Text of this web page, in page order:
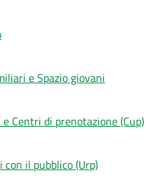
e Spazio giovani
Centri di prenotazione (Cup)
il pubblico (Urp)